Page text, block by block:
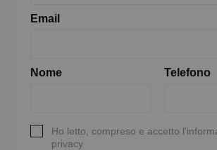
Email
Nome Telefono
Ho letto, compreso e accetto
privacy